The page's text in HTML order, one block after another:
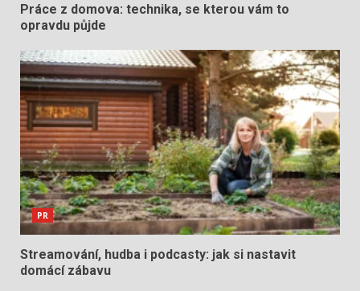
Práce z domova: technika, se kterou vám to
opravdu půjde
PR
Streamování, hudba i podcasty: jak si nastavit
domácí zábavu